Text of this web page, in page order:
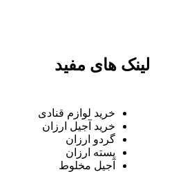
لینک های مفید
خرید لوازم قنادی
خرید آجیل ارزان
گردو ارزان
پسته ارزان
آجیل مخلوط